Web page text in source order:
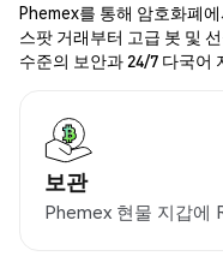
Phemex를 통해 암호화폐
스팟 거래부터 고급 봇 및
수준의 보안과 24/7 다국어
보관
Phemex 현물 지갑에